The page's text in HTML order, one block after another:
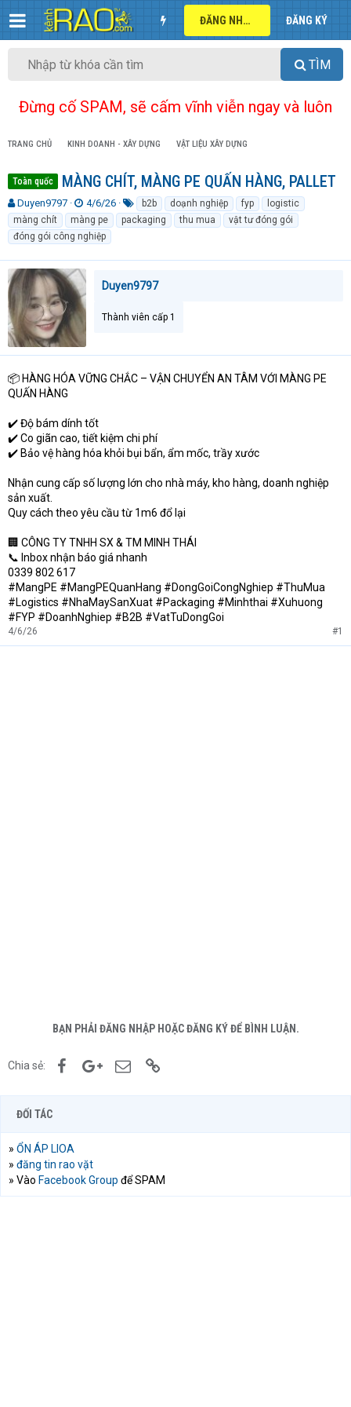
ĐĂNG NHẬP ĐĂNG KÝ
TÌM
Đừng cố SPAM, sẽ cấm vĩnh viễn ngay và luôn
TRANG CHỦ KINH DOANH - XÂY DỰNG VẬT LIỆU XÂY DỰNG
Toàn quốc MÀNG CHÍT, MÀNG PE QUẤN HÀNG, PALLET
T
h
r
e
a
d
t
a
t
e
r
Duyen9797
N
g
à
y
g
ử
4/6/26
ừ
k
ó
b2b doạnh nghiệp fyp
logistic
màng chít
màng pe packaging thu mua
vật tư đóng gói
đóng gói công nghiệp
Duyen9797
Thành viên cấp 1
📦 HÀNG HÓA VỮNG CHẮC – VẬN CHUYỂN AN TÂM VỚI MÀNG PE
QUẤN HÀNG
✔️ Độ bám dính tốt
✔️ Co giãn cao, tiết kiệm chi phí
✔️ Bảo vệ hàng hóa khỏi bụi bẩn, ẩm mốc, trầy xước
Nhận cung cấp số lượng lớn cho nhà máy, kho hàng, doanh nghiệp
sản xuất.
Quy cách theo yêu cầu từ 1m6 đổ lại
🏢 CÔNG TY TNHH SX & TM MINH THÁI
📞 Inbox nhận báo giá nhanh
0339 802 617
#MangPE #MangPEQuanHang #DongGoiCongNghiep #ThuMua
#Logistics #NhaMaySanXuat #Packaging #Minhthai #Xuhuong
#FYP #DoanhNghiep #B2B #VatTuDongGoi
4/6/26 #1
BẠN PHẢI ĐĂNG NHẬP HOẶC ĐĂNG KÝ ĐỂ BÌNH LUẬN.
Chia sẻ: FacebookGoogle+Email
ĐỐI TÁC
» ỔN ÁP LIOA
» đăng tin rao vặt
» Vào Facebook Group để SPAM